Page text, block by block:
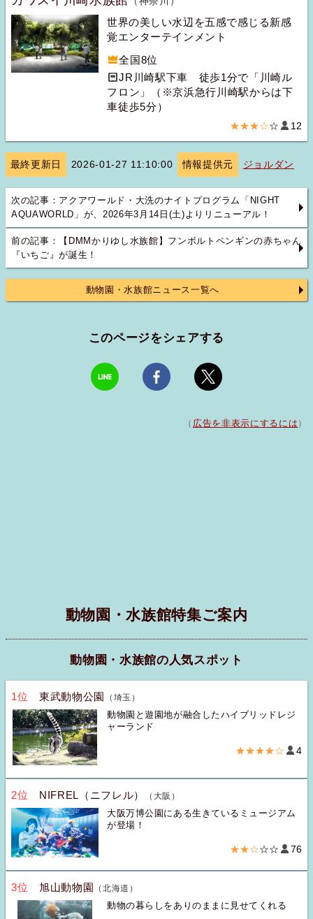
世界の美しい水辺を五感で感じる新感
覚エンターテインメント
全国8位
JR川崎駅下車 徒歩1分で「川崎ル
フロン」（※京浜急行川崎駅からは下
車徒歩5分）
★★★☆☆ 12
最終更新日 2026-01-27 11:10:00 情報提供元 ジョルダン
次の記事：アクアワールド・大洗のナイトプログラム「NIGHT
AQUAWORLD」が、2026年3月14日(土)よりリニューアル！
前の記事：【DMMかりゆし水族館】フンボルトペンギンの赤ちゃん
『いちご』が誕生！
動物園・水族館ニュース一覧へ
このページをシェアする
（ 広告を非表示にするには ）
動物園・水族館特集ご案内
動物園・水族館の人気スポット
1位 東武動物公園
（埼玉）
動物園と遊園地が融合したハイブリッドレジ
ャーランド
★★★★☆ 4
2位 NIFREL（ニフレル）
（大阪）
大阪万博公園にある生きているミュージアム
が登場！
★★☆☆☆ 76
3位 旭山動物園 （北海道）
動物の暮らしをありのままに見せてくれる